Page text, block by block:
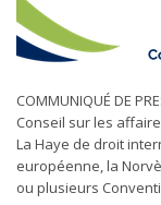
COMMUNIQUÉ DE
Conseil sur les
La Haye de droit
européenne, la
ou plusieurs